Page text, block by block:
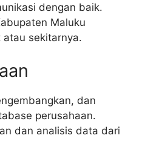
dengan baik.
Maluku
atau sekitarnya.
dan
perusahaan.
dan analisis data dari